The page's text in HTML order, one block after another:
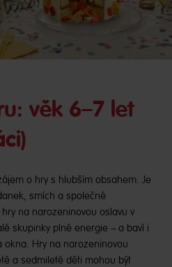
věk 6–7 let
o hry s hlubším obsahem. Je
smích a společné
na narozeninovou oslavu v
skupinky plné energie – a baví i
Hry na narozeninovou
a sedmileté děti mohou být